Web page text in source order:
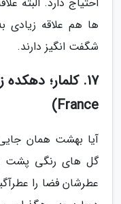
ها هم علاقه زیادی
شگفت انگیز دارند.
France)
آیا بهشت همان
گل های رنگی پشت
عطرشان فضا را